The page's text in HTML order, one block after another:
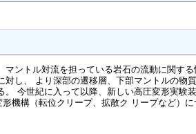
ントル対流を担っている岩石の流動に関す
し、 より深部の遷移層、下部マントルの物
今世紀に入って以降、新しい高圧変形実験
機構（転位クリープ、拡散ク リープなど）